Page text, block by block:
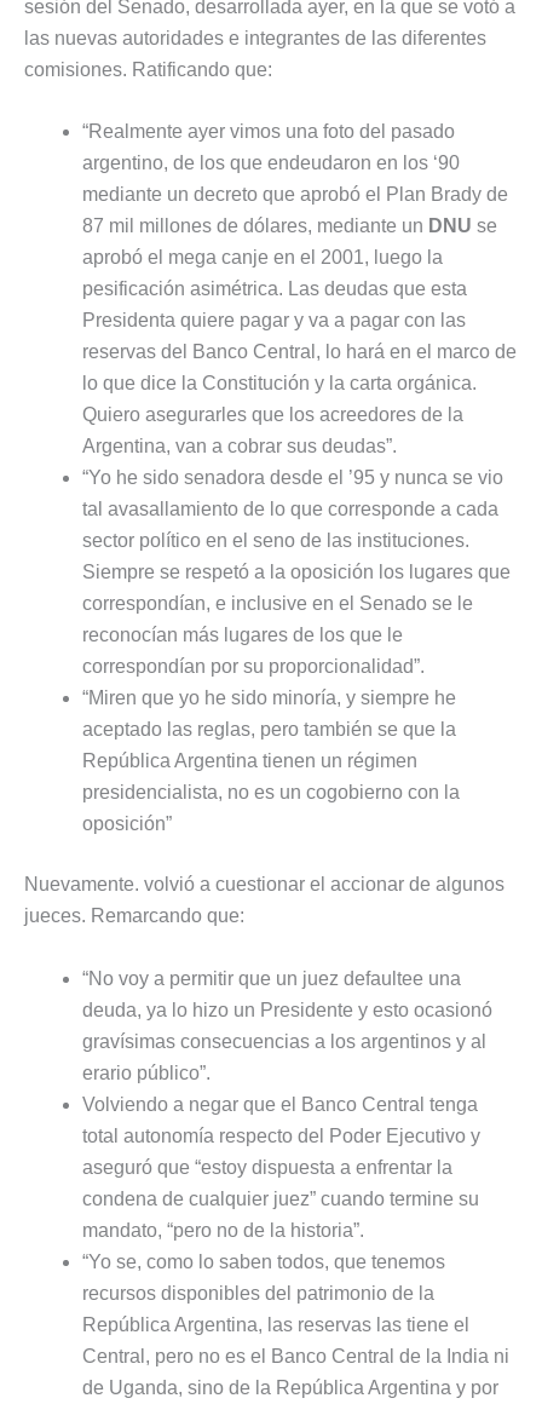
sesión del Senado, desarrollada ayer, en la que se votó a
las nuevas autoridades e integrantes de las diferentes
comisiones. Ratificando que:
“Realmente ayer vimos una foto del pasado
argentino, de los que endeudaron en los ‘90
mediante un decreto que aprobó el Plan Brady de
87 mil millones de dólares, mediante un DNU se
aprobó el mega canje en el 2001, luego la
pesificación asimétrica. Las deudas que esta
Presidenta quiere pagar y va a pagar con las
reservas del Banco Central, lo hará en el marco de
lo que dice la Constitución y la carta orgánica.
Quiero asegurarles que los acreedores de la
Argentina, van a cobrar sus deudas”.
“Yo he sido senadora desde el ’95 y nunca se vio
tal avasallamiento de lo que corresponde a cada
sector político en el seno de las instituciones.
Siempre se respetó a la oposición los lugares que
correspondían, e inclusive en el Senado se le
reconocían más lugares de los que le
correspondían por su proporcionalidad”.
“Miren que yo he sido minoría, y siempre he
aceptado las reglas, pero también se que la
República Argentina tienen un régimen
presidencialista, no es un cogobierno con la
oposición”
Nuevamente. volvió a cuestionar el accionar de algunos
jueces. Remarcando que:
“No voy a permitir que un juez defaultee una
deuda, ya lo hizo un Presidente y esto ocasionó
gravísimas consecuencias a los argentinos y al
erario público”.
Volviendo a negar que el Banco Central tenga
total autonomía respecto del Poder Ejecutivo y
aseguró que “estoy dispuesta a enfrentar la
condena de cualquier juez” cuando termine su
mandato, “pero no de la historia”.
“Yo se, como lo saben todos, que tenemos
recursos disponibles del patrimonio de la
República Argentina, las reservas las tiene el
Central, pero no es el Banco Central de la India ni
de Uganda, sino de la República Argentina y por